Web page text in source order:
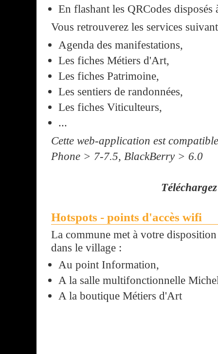
En flashant les QRCodes
Vous retrouverez les services
Agenda des manifestations,
Les fiches Métiers d'Art,
Les fiches Patrimoine,
Les sentiers de randonnées,
Les fiches Viticulteurs,
...
Cette web-application est
Phone > 7-7.5, BlackBerry > 6.0
Hotspots - points d'accès wifi
La commune met à votre
dans le village :
Au point Information,
A la salle multifonctionnelle
A la boutique Métiers d'Art